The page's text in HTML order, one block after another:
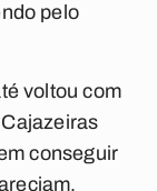
pelo
voltou com
conseguir